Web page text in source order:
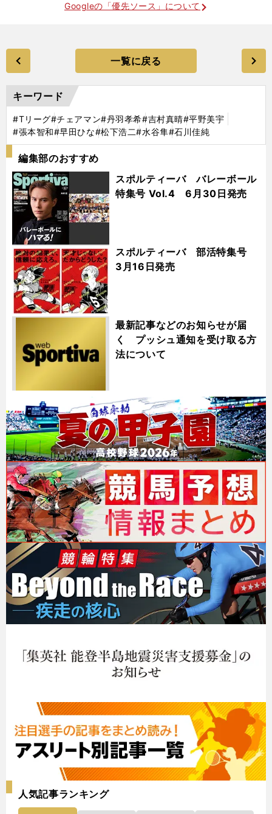
Googleの「優先ソース」について
一覧に戻る
キーワード
#Tリーグ#チェアマン#丹羽孝希#吉村真晴#平野美宇
#張本智和#早田ひな#松下浩二#水谷隼#石川佳純
編集部のおすすめ
スポルティーバ バレーボール
特集号 Vol.4 6月30日発売
スポルティーバ 部活特集号
3月16日発売
最新記事などのお知らせが届
く プッシュ通知を受け取る方
法について
人気記事ランキング